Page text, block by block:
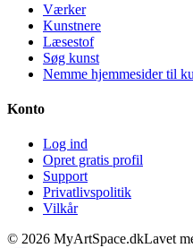
Værker
Kunstnere
Læsestof
Søg kunst
Nemme hjemmesider til
Konto
Log ind
Opret gratis profil
Support
Privatlivspolitik
Vilkår
© 2026 MyArtSpace.dkLavet